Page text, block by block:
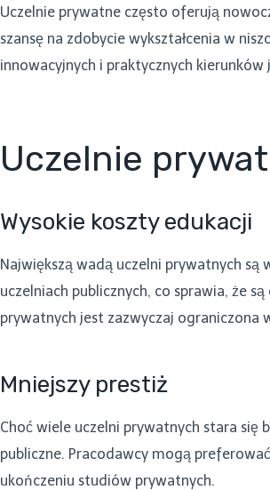
Uczelnie prywatne często oferują
szansę na zdobycie wykształcenia w
innowacyjnych i praktycznych
Uczelnie
Wysokie koszty edukacji
Największą wadą uczelni prywatnych są
uczelniach publicznych, co sprawia, że
prywatnych jest zazwyczaj ograniczona
Mniejszy prestiż
Choć wiele uczelni prywatnych stara się
publiczne. Pracodawcy mogą
ukończeniu studiów prywatnych.